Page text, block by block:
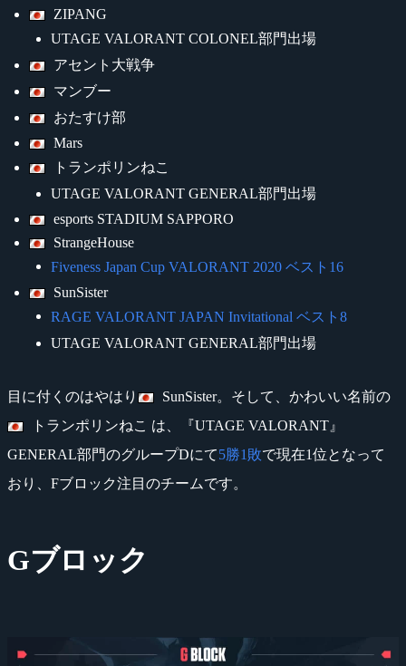
ZIPANG
UTAGE VALORANT COLONEL部門出場
アセント大戦争
マンブー
おたすけ部
Mars
トランポリンねこ
UTAGE VALORANT GENERAL部門出場
esports STADIUM SAPPORO
StrangeHouse
Fiveness Japan Cup VALORANT 2020 ベスト16
SunSister
RAGE VALORANT JAPAN Invitational ベスト8
UTAGE VALORANT GENERAL部門出場
目に付くのはやはり
SunSister。そして、かわいい名前の
トランポリンねこ は、『UTAGE VALORANT』
GENERAL部門のグループDにて5勝1敗で現在1位となって
おり、Fブロック注目のチームです。
Gブロック